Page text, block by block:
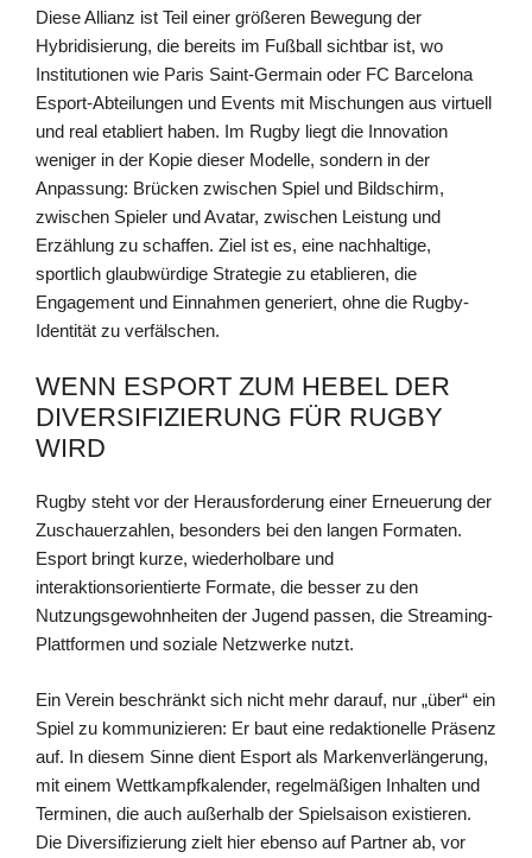
Diese Allianz ist Teil einer größeren Bewegung der
Hybridisierung, die bereits im Fußball sichtbar ist, wo
Institutionen wie Paris Saint-Germain oder FC Barcelona
Esport-Abteilungen und Events mit Mischungen aus virtuell
und real etabliert haben. Im Rugby liegt die Innovation
weniger in der Kopie dieser Modelle, sondern in der
Anpassung: Brücken zwischen Spiel und Bildschirm,
zwischen Spieler und Avatar, zwischen Leistung und
Erzählung zu schaffen. Ziel ist es, eine nachhaltige,
sportlich glaubwürdige Strategie zu etablieren, die
Engagement und Einnahmen generiert, ohne die Rugby-
Identität zu verfälschen.
WENN ESPORT ZUM HEBEL DER
DIVERSIFIZIERUNG FÜR RUGBY
WIRD
Rugby steht vor der Herausforderung einer Erneuerung der
Zuschauerzahlen, besonders bei den langen Formaten.
Esport bringt kurze, wiederholbare und
interaktionsorientierte Formate, die besser zu den
Nutzungsgewohnheiten der Jugend passen, die Streaming-
Plattformen und soziale Netzwerke nutzt.
Ein Verein beschränkt sich nicht mehr darauf, nur „über“ ein
Spiel zu kommunizieren: Er baut eine redaktionelle Präsenz
auf. In diesem Sinne dient Esport als Markenverlängerung,
mit einem Wettkampfkalender, regelmäßigen Inhalten und
Terminen, die auch außerhalb der Spielsaison existieren.
Die Diversifizierung zielt hier ebenso auf Partner ab, vor